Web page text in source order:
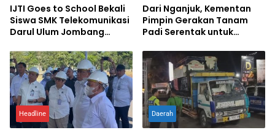
IJTI Goes to School Bekali
Siswa SMK Telekomunikasi
Darul Ulum Jombang
Dari Nganjuk, Kementan
Pimpin Gerakan Tanam
Padi Serentak untuk
Pangan
Headline Daerah